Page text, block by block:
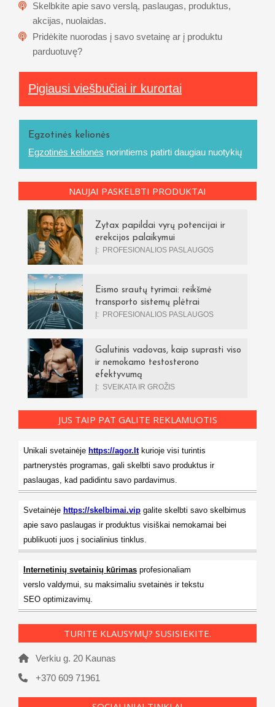
Skelbkite apie savo verslą, paslaugas, produktus,
akcijas, nuolaidas.
Pridėkite nuorodas į savo svetainę ar į produktu
parduotuvę?
Pigiausi viešbučiai ir kurortai
Egzotinės kelionės
Egzotinės kelionės norintiems patirti daugiau nuotykių
NAUJAI PASKELBTI PRODUKTAI
Zytax papildai vyrų potencijai ir
erekcijos palaikymui
Į: PROFESIONALIOS PASLAUGOS
Eismo srautų tyrimai: reikšmė
transporto sistemų plėtrai
Į: PROFESIONALIOS PASLAUGOS
Galutinis vadovas, kaip suprasti viso
ir nemokamo testosterono
efektyvumą
Į: SVEIKATA IR GROŽIS
JUS TAIP PAT GALITE REKLAMUOTIS
Unikali svetainėje https://agor.ltkurioje visi turintis
partnerystės programas, gali skelbti savo produktus ir
paslaugas, kad padidintu savo pardavimus.
Svetainėje https://skelbimai.vip galite skelbti savo skelbimus
apie savo paslaugas ir produktus visiškai nemokamai bei
publikuoti juos į socialinius tinklus.
Internetinių svetainių kūrimas profesionaliam
verslo valdymui, su maksimaliu svetainės ir tekstu
SEO optimizavimų.
TURITE KLAUSYMŲ? SUSISIEKITE.
Verkiu g. 20 Kaunas
+370 609 71961